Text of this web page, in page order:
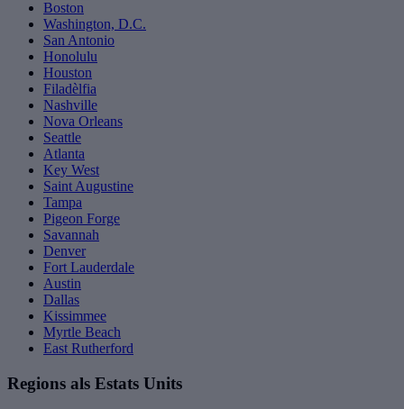
Boston
Washington, D.C.
San Antonio
Honolulu
Houston
Filadèlfia
Nashville
Nova Orleans
Seattle
Atlanta
Key West
Saint Augustine
Tampa
Pigeon Forge
Savannah
Denver
Fort Lauderdale
Austin
Dallas
Kissimmee
Myrtle Beach
East Rutherford
Regions als Estats Units